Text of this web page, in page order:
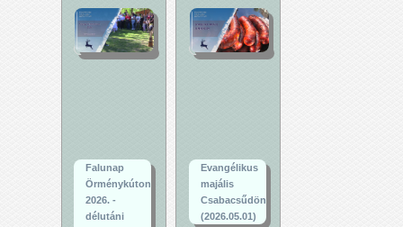
Falunap
Örménykúton
2026. -
délutáni
Evangélikus
majális
Csabacsűdön
(2026.05.01)